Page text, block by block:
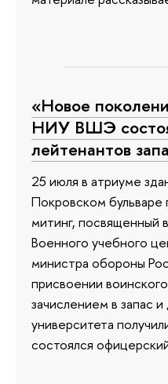
«Новое
НИУ ВШЭ
лейтенантов
25 июля в атриуме
Покровском
митинг, посвященный
Военного учебного
министра обороны
присвоении
зачислением в запас
университета
состоялся